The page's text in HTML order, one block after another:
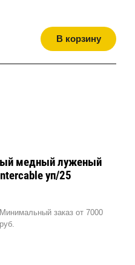
В корзину
медный луженый
уп/25
Минимальный заказ от 7000
руб.